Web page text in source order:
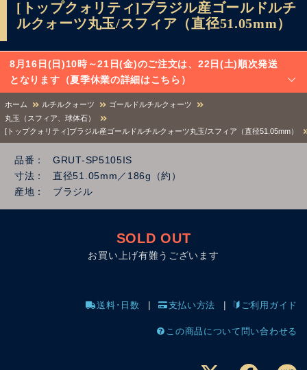
[トップクォリティ]ブラジル産ゴールドルチ
ルクォーツ丸玉/スフィア（直径51.05mm）
8月16日(日)10時～21日(金)のご注文は、22日(土)順次発送
となります（夏季休業の詳細はこちら）
ホーム ルチルクォーツ
ゴールドルチルクォーツ
丸玉（スフィア、球体石）
[トップクォリティ]ブラジル産ゴールドルチルクォーツ丸玉/スフィア（直径51.05mm）
品番
GRUT-SP5105IS
寸法
直径51.05mm／186g（約）
産地
ブラジル
SOLD OUT
お買い上げ有難うございます
送料･日数 支払い方法 ご利用ガイド
この商品について問い合わせる